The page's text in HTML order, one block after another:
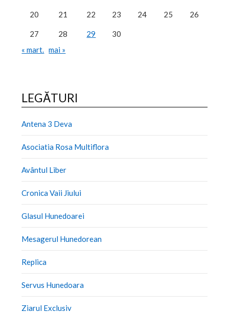
20 21 22 23 24 25 26
27 28 29
30
« mart.
mai »
LEGĂTURI
Antena 3 Deva
Asociatia Rosa Multiflora
Avântul Liber
Cronica Vaii Jiului
Glasul Hunedoarei
Mesagerul Hunedorean
Replica
Servus Hunedoara
Ziarul Exclusiv